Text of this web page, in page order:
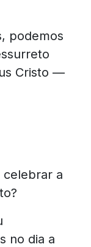
podemos
Cristo —
celebrar a
no dia a